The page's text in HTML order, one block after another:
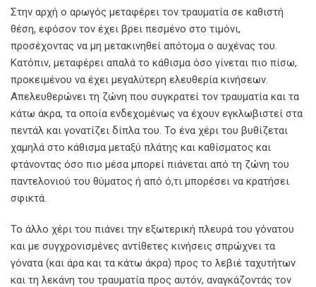
Στην αρχή ο αρωγός μεταφέρει τον τραυματία σε καθιστή
θέση, εφόσον τον έχει βρει πεσμένο στο τιμόνι,
προσέχοντας να μη μετακινηθεί απότομα ο αυχένας του.
Κατόπιν, μεταφέρει απαλά το κάθισμα όσο γίνεται πιο πίσω,
προκειμένου να έχει μεγαλύτερη ελευθερία κινήσεων.
Απελευθερώνει τη ζώνη που συγκρατεί τον τραυματία και τα
κάτω άκρα, τα οποία ενδεχομένως να έχουν εγκλωβιστεί στα
πεντάλ και γονατίζει δίπλα του. Το ένα χέρι του βυθίζεται
χαμηλά στο κάθισμα μεταξύ πλάτης και καθίσματος και
φτάνοντας όσο πιο μέσα μπορεί πιάνεται από τη ζώνη του
παντελονιού του θύματος ή από ό,τι μπορέσει να κρατήσει
σφικτά.
Το άλλο χέρι του πιάνει την εξωτερική πλευρά του γόνατου
και με συγχρονισμένες αντίθετες κινήσεις σπρώχνει τα
γόνατα (και άρα και τα κάτω άκρα) προς το λεβιέ ταχυτήτων
και τη λεκάνη του τραυματία προς αυτόν, αναγκάζοντάς τον